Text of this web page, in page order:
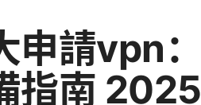
申請vpn
指南